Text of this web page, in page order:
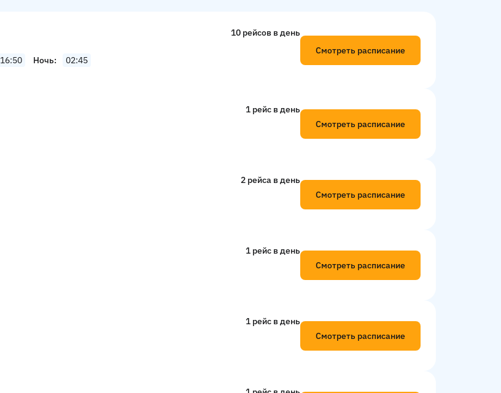
10 рейсов в день
16:50 Ночь 02:45
Смотреть расписание
1 рейс в день
Смотреть расписание
2 рейсa в день
Смотреть расписание
1 рейс в день
Смотреть расписание
1 рейс в день
Смотреть расписание